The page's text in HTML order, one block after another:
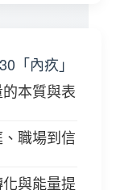
「內疚」
本質與表
職場到信
與能量提